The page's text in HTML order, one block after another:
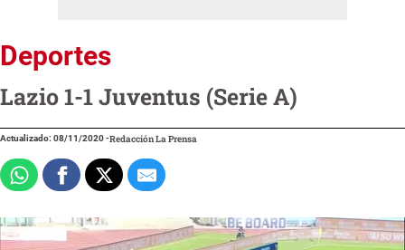
Deportes
Lazio 1-1 Juventus (Serie A)
Actualizado: 08/11/2020-Redacción La Prensa